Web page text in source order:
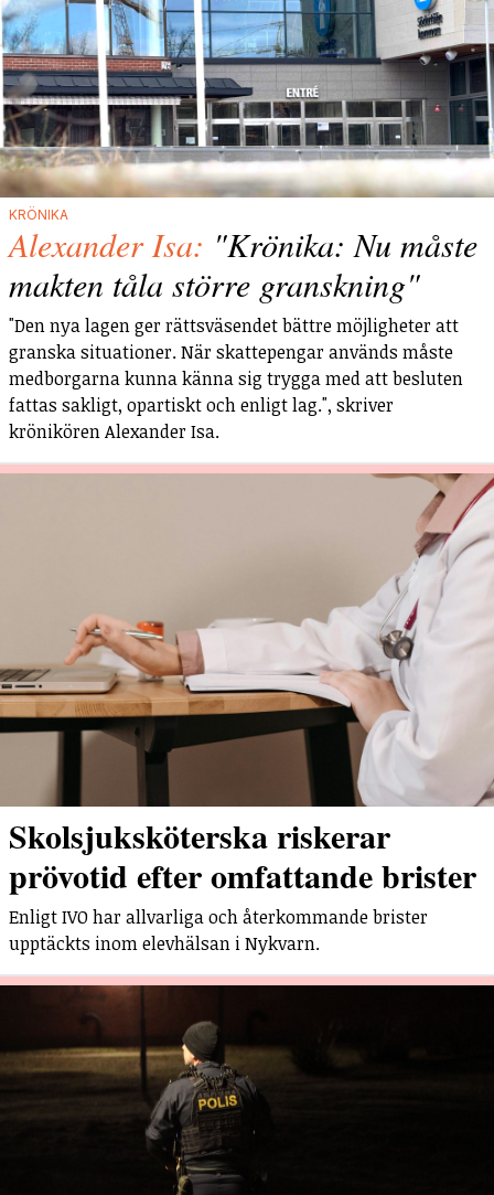
KRÖNIKA
Alexander Isa: "Krönika: Nu måste
makten tåla större granskning"
"Den nya lagen ger rättsväsendet bättre möjligheter att
granska situationer. När skattepengar används måste
medborgarna kunna känna sig trygga med att besluten
fattas sakligt, opartiskt och enligt lag.", skriver
krönikören Alexander Isa.
Skolsjuksköterska riskerar
prövotid efter omfattande brister
Enligt IVO har allvarliga och återkommande brister
upptäckts inom elevhälsan i Nykvarn.